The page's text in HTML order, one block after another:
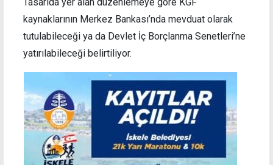
kaynaklarının Merkez Bankası’nda mevduat olarak
tutulabileceği ya da Devlet İç Borçlanma Senetleri’ne
yatırılabileceği belirtiliyor.